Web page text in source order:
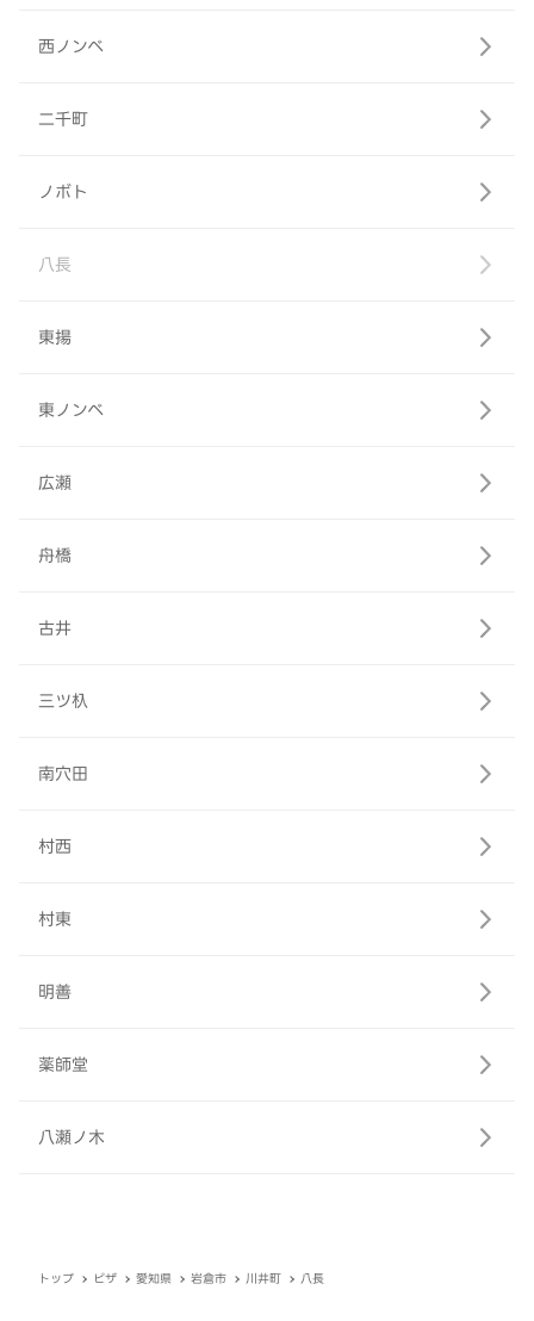
西ノンベ
二千町
ノボト
八長
東揚
東ノンベ
広瀬
舟橋
古井
三ツ杁
南穴田
村西
村東
明善
薬師堂
八瀬ノ木
トップ ピザ 愛知県 岩倉市 川井町 八長